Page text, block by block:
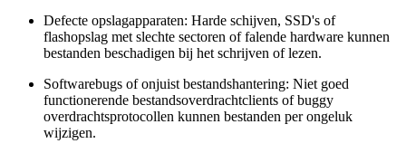
Defecte opslagapparaten: Harde schijven, SSD's of
flashopslag met slechte sectoren of falende hardware kunnen
bestanden beschadigen bij het schrijven of lezen.
Softwarebugs of onjuist bestandshantering: Niet goed
functionerende bestandsoverdrachtclients of buggy
overdrachtsprotocollen kunnen bestanden per ongeluk
wijzigen.